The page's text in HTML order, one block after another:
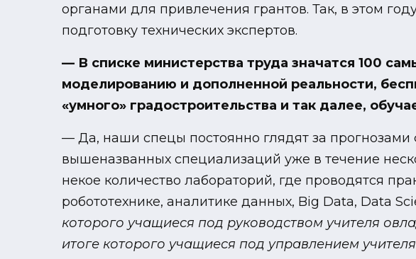
органами для привлечения грантов. Так, в этом
подготовку технических экспертов.
— В списке министерства труда значатся 100
моделированию и дополненной реальности,
«умного» градостроительства и так далее,
— Да, наши спецы постоянно глядят за
вышеназванных специализаций уже в течение
некое количество лабораторий, где проводятся
робототехнике, аналитике данных, Big Data, Data
которого учащиеся под руководством учителя
итоге которого учащиеся под управлением